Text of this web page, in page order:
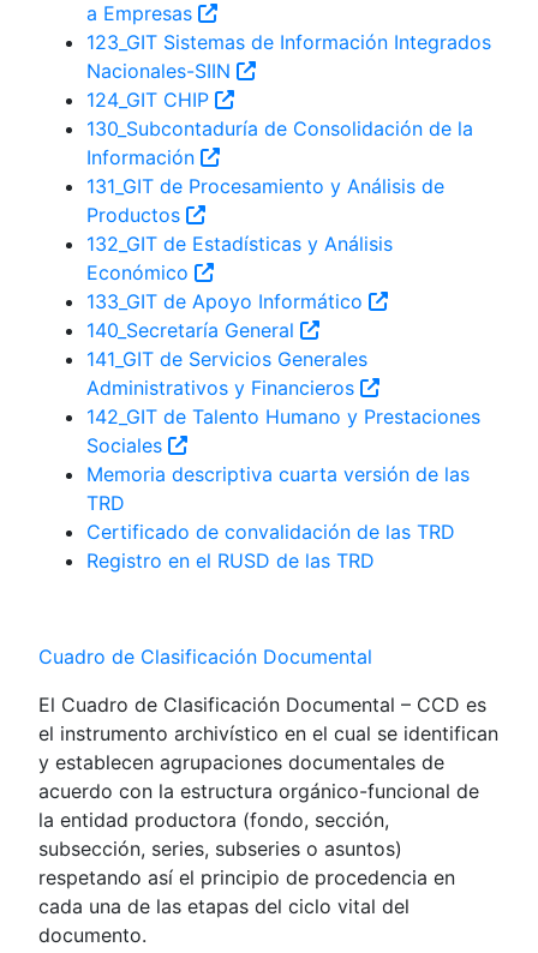
a Empresas
123_GIT Sistemas de Información Integrados
Nacionales-SIIN
124_GIT CHIP
130_Subcontaduría de Consolidación de la
Información
131_GIT de Procesamiento y Análisis de
Productos
132_GIT de Estadísticas y Análisis
Económico
133_GIT de Apoyo Informático
140_Secretaría General
141_GIT de Servicios Generales
Administrativos y Financieros
142_GIT de Talento Humano y Prestaciones
Sociales
Memoria descriptiva cuarta versión de las
TRD
Certificado de convalidación de las TRD
Registro en el RUSD de las TRD
Cuadro de Clasificación Documental
El Cuadro de Clasificación Documental – CCD es
el instrumento archivístico en el cual se identifican
y establecen agrupaciones documentales de
acuerdo con la estructura orgánico-funcional de
la entidad productora (fondo, sección,
subsección, series, subseries o asuntos)
respetando así el principio de procedencia en
cada una de las etapas del ciclo vital del
documento.